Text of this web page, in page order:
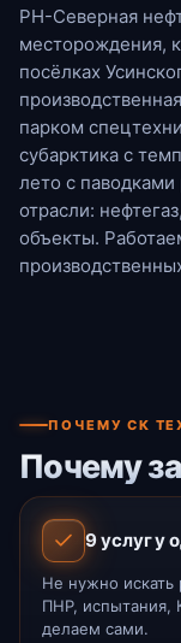
РН-Северная
месторождения,
посёлках
парком
субарктика с
лето с
отрасли:
объекты.
ПОЧЕМУ СК
Почему
9 услуг у
Не нужно искать
ПНР, испытания,
делаем сами.